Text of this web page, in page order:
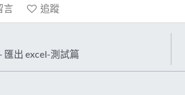
言 追蹤
匯出 excel-測試篇